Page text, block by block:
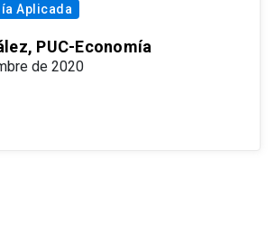
Aplicada
PUC-Economía
de 2020